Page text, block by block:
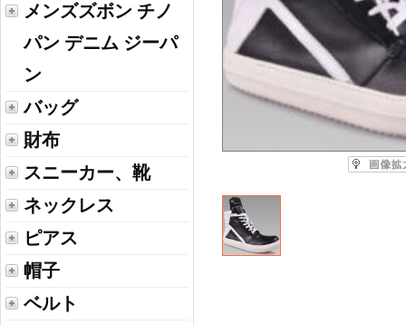
メンズズボン チノ
パン デニム ジーパ
ン
バッグ
財布
スニーカー、靴
ネックレス
ピアス
帽子
ベルト